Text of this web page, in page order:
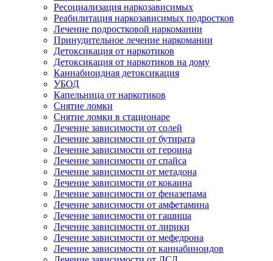
Ресоциализация наркозависимых
Реабилитация наркозависимых подростков
Лечение подростковой наркомании
Принудительное лечение наркомании
Детоксикация от наркотиков
Детоксикация от наркотиков на дому
Каннабиоидная детоксикация
УБОД
Капельница от наркотиков
Снятие ломки
Снятие ломки в стационаре
Лечение зависимости от солей
Лечение зависимости от бутирата
Лечение зависимости от героина
Лечение зависимости от спайса
Лечение зависимости от метадона
Лечение зависимости от кокаина
Лечение зависимости от феназепама
Лечение зависимости от амфетамина
Лечение зависимости от гашиша
Лечение зависимости от лирики
Лечение зависимости от мефедрона
Лечение зависимости от каннабиноидов